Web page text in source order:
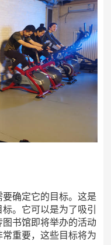
确定它的目标。这是
。它可以是为了吸引
书馆即将举办的活动
重要，这些目标将为